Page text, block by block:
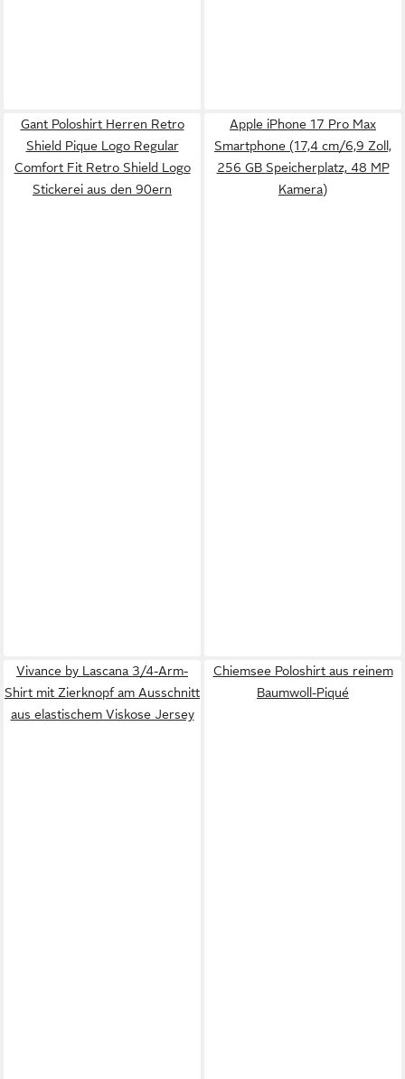
Gant Poloshirt Herren Retro
Shield Pique Logo Regular
Comfort Fit Retro Shield Logo
Stickerei aus den 90ern
Apple iPhone 17 Pro Max
Smartphone (17,4 cm/6,9 Zoll,
256 GB Speicherplatz, 48 MP
Kamera)
Vivance by Lascana 3/4-Arm-
Shirt mit Zierknopf am Ausschnitt
aus elastischem Viskose Jersey
Chiemsee Poloshirt aus reinem
Baumwoll-Piqué